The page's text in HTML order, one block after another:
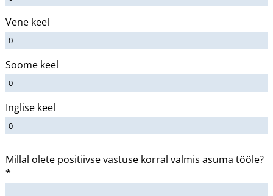
Vene keel
Soome keel
Inglise keel
Millal olete positiivse vastuse korral valmis asuma tööle?
*